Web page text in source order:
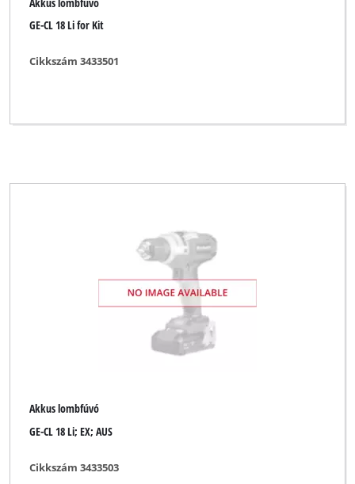
GE-CL 18 Li for Kit
Cikkszám 3433501
Akkus lombfúvó
GE-CL 18 Li; EX; AUS
Cikkszám 3433503